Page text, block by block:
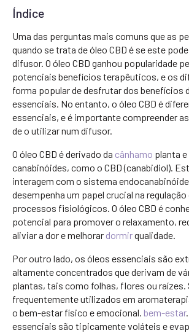
Uma das perguntas mais comuns que as
quando se trata de óleo CBD é se este
difusor. O óleo CBD ganhou popularidade
potenciais benefícios terapêuticos, e os
forma popular de desfrutar dos benefícios
essenciais. No entanto, o óleo CBD é
essenciais, e é importante compreender
de o utilizar num difusor.
O óleo CBD é derivado da cânhamo planta
canabinóides, como o CBD (canabidiol).
interagem com o sistema
desempenha um papel crucial na
processos fisiológicos. O óleo CBD é
potencial para promover o relaxamento,
aliviar a dor e melhorar dormirqualidade.
Por outro lado, os óleos essenciais são
altamente concentrados que derivam de
plantas, tais como folhas, flores ou raízes.
frequentemente utilizados em
o bem-estar físico e emocional. bem-estar
essenciais são tipicamente voláteis e
Índice